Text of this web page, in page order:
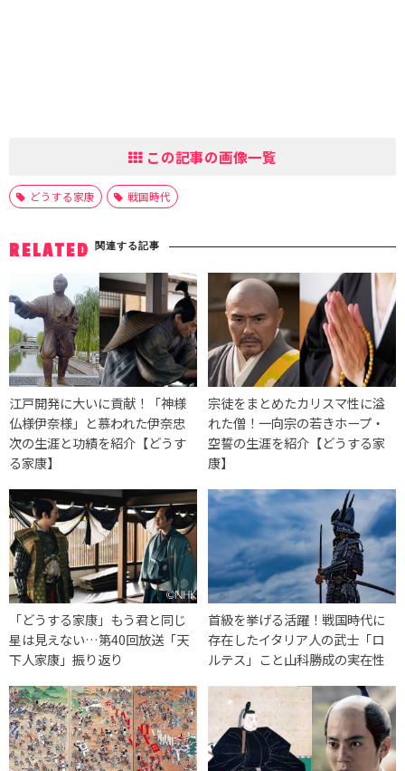
この記事の画像一覧
どうする家康 戦国時代
RELATED 関連する記事
江戸開発に大いに貢献！「神様
仏様伊奈様」と慕われた伊奈忠
次の生涯と功績を紹介【どうす
る家康】
宗徒をまとめたカリスマ性に溢
れた僧！一向宗の若きホープ・
空誓の生涯を紹介【どうする家
康】
「どうする家康」もう君と同じ
星は見えない…第40回放送「天
下人家康」振り返り
首級を挙げる活躍！戦国時代に
存在したイタリア人の武士「ロ
ルテス」こと山科勝成の実在性